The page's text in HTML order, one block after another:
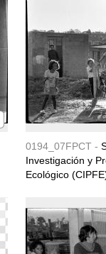
0194_07FPCT -
Investigación y
Ecológico